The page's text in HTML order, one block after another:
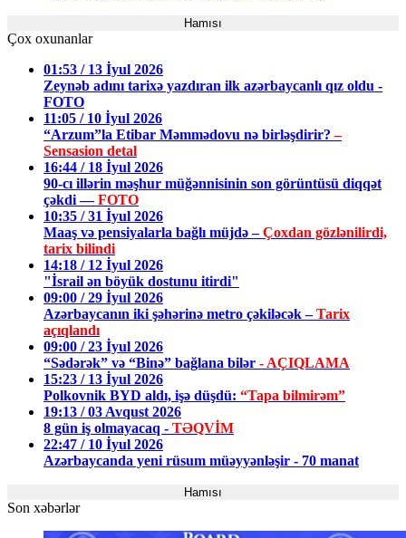
Hamısı
Çox oxunanlar
01:53 / 13 İyul 2026
Zeynəb adını tarixə yazdıran ilk azərbaycanlı qız oldu -
FOTO
11:05 / 10 İyul 2026
“Arzum”la Etibar Məmmədovu nə birləşdirir?–
Sensasion detal
16:44 / 18 İyul 2026
90-cı illərin məşhur müğənnisinin son görüntüsü diqqət
çəkdi —FOTO
10:35 / 31 İyul 2026
Maaş və pensiyalarla bağlı müjdə –Çoxdan gözlənilirdi,
tarix bilindi
14:18 / 12 İyul 2026
"İsrail ən böyük dostunu itirdi"
09:00 / 29 İyul 2026
Azərbaycanın iki şəhərinə metro çəkiləcək –Tarix
açıqlandı
09:00 / 23 İyul 2026
“Sədərək” və “Binə” bağlana bilər - AÇIQLAMA
15:23 / 13 İyul 2026
Polkovnik BYD aldı, işə düşdü: “Tapa bilmirəm”
19:13 / 03 Avqust 2026
8 gün iş olmayacaq - TƏQVİM
22:47 / 10 İyul 2026
Azərbaycanda yeni rüsum müəyyənləşir - 70 manat
Hamısı
Son xəbərlər